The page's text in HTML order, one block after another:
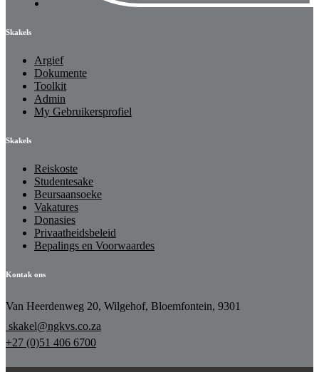
Skakels
Argief
Dokumente
Toolkit
Admin
My Gebruikersprofiel
Skakels
Reiskoste
Studentesake
Beursaansoeke
Vakatures
Donasies
Privaatheidsbeleid
Bepalings en Voorwaardes
Kontak ons
Van Heerdenweg 20, Wilgehof, Bloemfontein, 9301
skakel@ngkvs.co.za
+27 (0)51 406 6700